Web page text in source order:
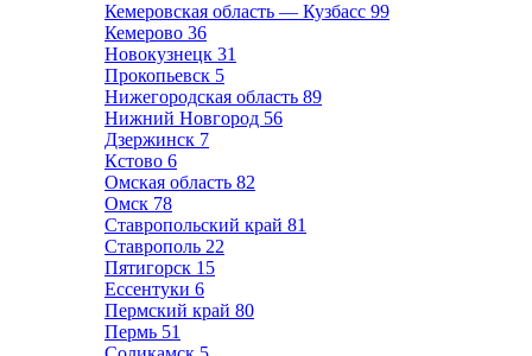
Кемеровская область — Кузбасс 99
Кемерово 36
Новокузнецк 31
Прокопьевск 5
Нижегородская область 89
Нижний Новгород 56
Дзержинск 7
Кстово 6
Омская область 82
Омск 78
Ставропольский край 81
Ставрополь 22
Пятигорск 15
Ессентуки 6
Пермский край 80
Пермь 51